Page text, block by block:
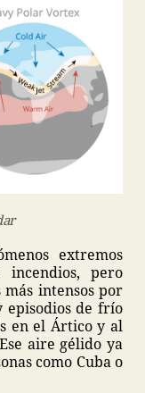
extremos
pero
intensos por
episodios de frío
en el Ártico y al
aire gélido ya
como Cuba o